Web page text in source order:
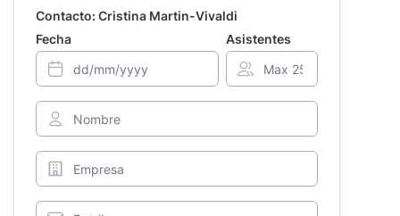
Contacto: Cristina Martin-Vivaldi
Fecha
Asistentes